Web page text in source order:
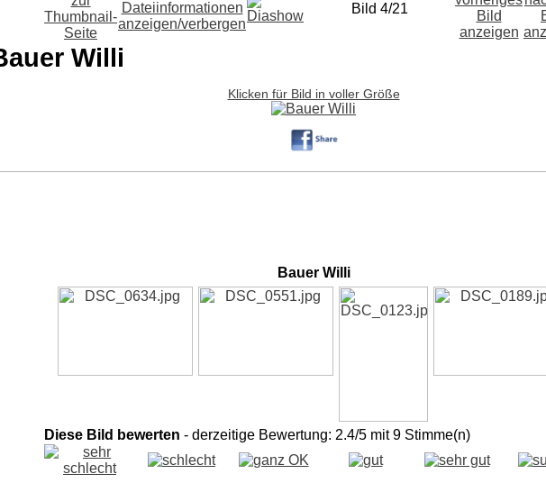
Bild 4/21
Willi
Klicken für Bild in voller Größe
Bauer Willi
Diese Bild bewerten - derzeitige Bewertung: 2.4/5 mit 9 Stimme(n)